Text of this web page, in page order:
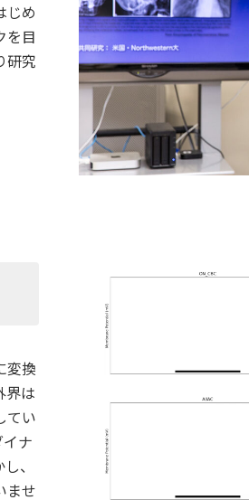
じめ
を目
研究
変換
界は
てい
ナ
、
ませ